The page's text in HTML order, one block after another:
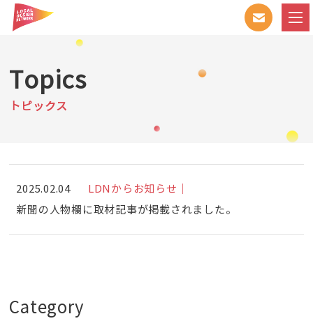
Topics
トピックス
2025.02.04
LDNからお知らせ｜
新聞の人物欄に取材記事が掲載されました。
Category